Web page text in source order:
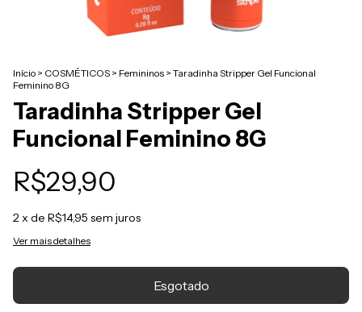
Início > COSMÉTICOS > Femininos > Taradinha Stripper Gel Funcional
Feminino 8G
Taradinha Stripper Gel
Funcional Feminino 8G
R$29,90
2x de R$14,95 sem juros
Ver mais detalhes